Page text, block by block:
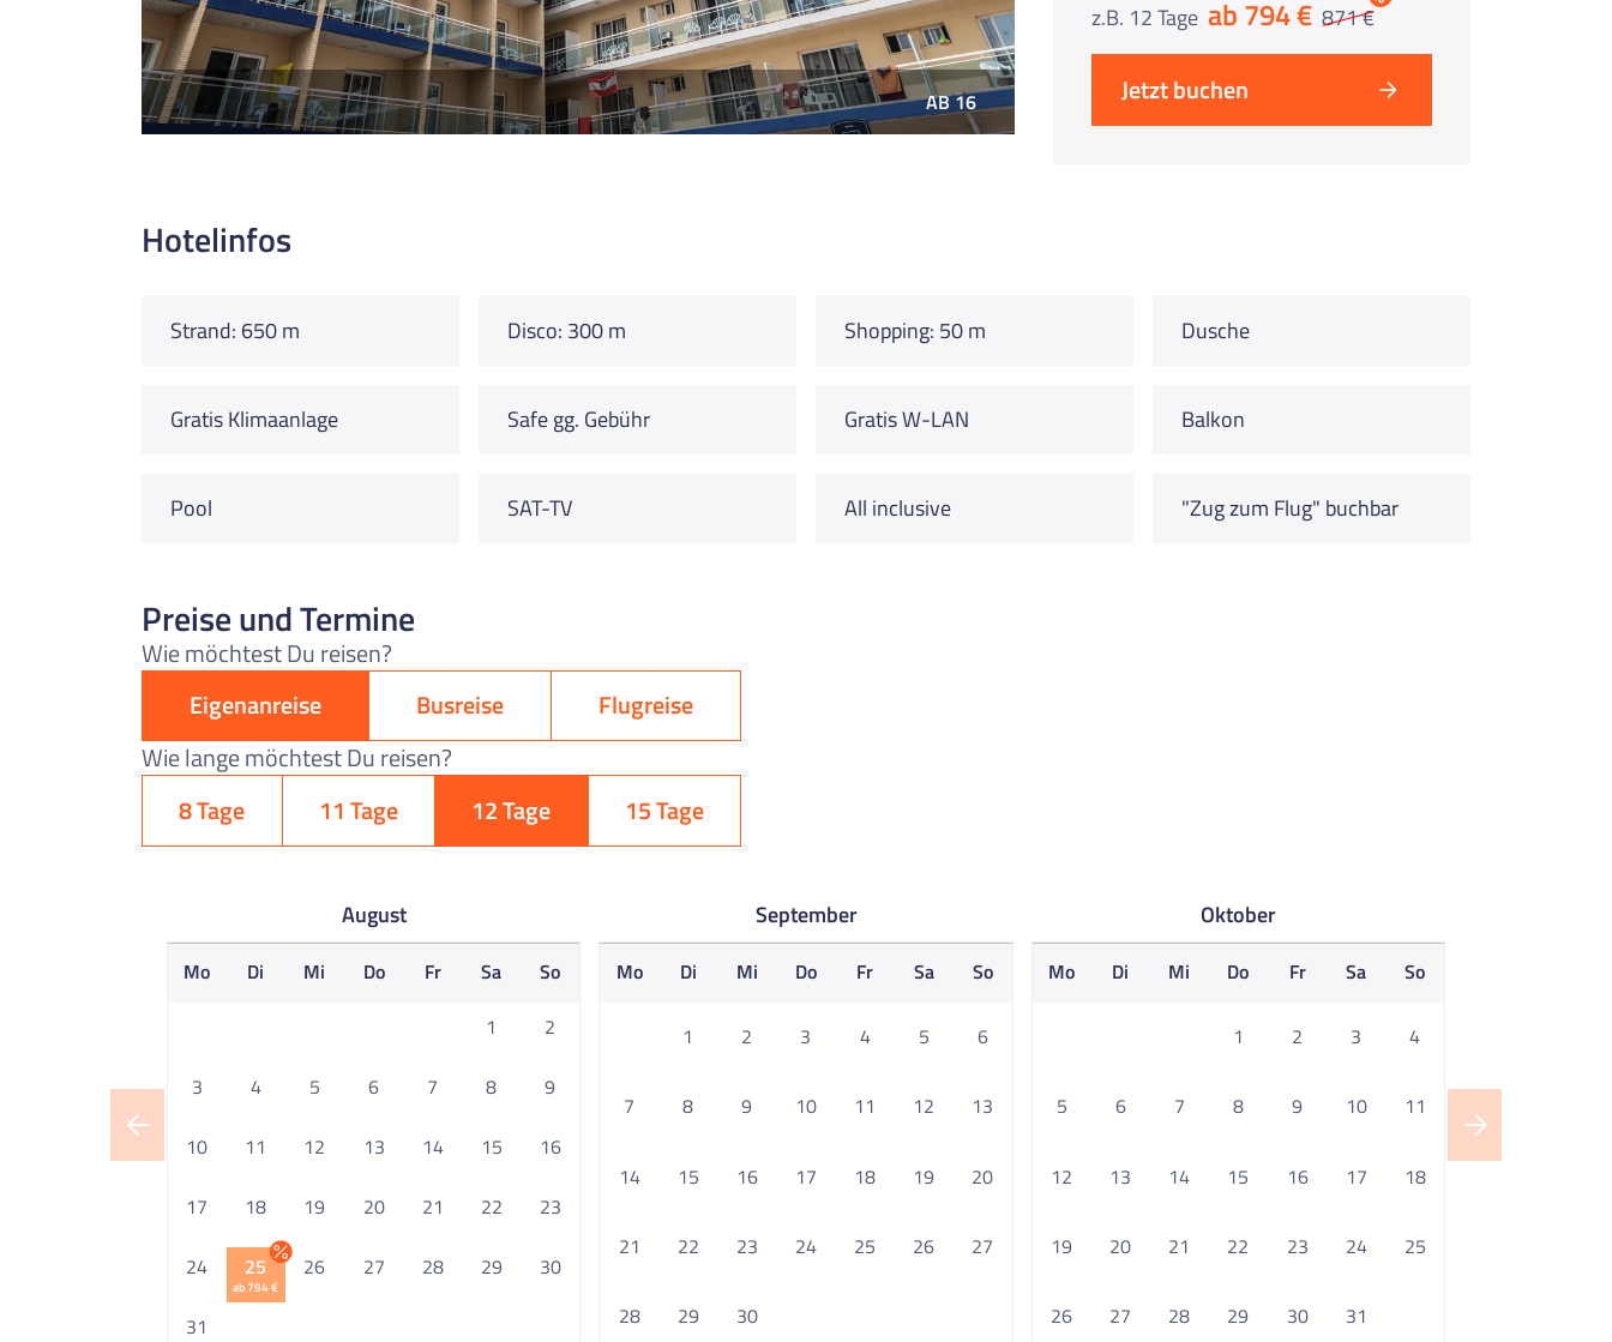
AB 16
z.B. 12 Tage ab 794 € 871 €
Jetzt buchen
Hotelinfos
Strand: 650 m Disco: 300 m Shopping: 50 m Dusche
Gratis Klimaanlage Safe gg. Gebühr Gratis W-LAN Balkon
Pool SAT-TV All inclusive "Zug zum Flug" buchbar
Preise und Termine
Wie möchtest Du reisen?
Eigenanreise
Busreise
Flugreise
Wie lange möchtest Du reisen?
8 Tage
11 Tage 12 Tage 15 Tage
August
Mo Di Mi Do Fr Sa
So
1
2
3 4 5 6 7 8 9
10 11 12 13 14 15 16
17 18 19 20 21 22 23
24 25
ab 794 €
26 27 28 29 30
31
September
Mo Di Mi Do Fr Sa So
1 2 3 4 5 6
7 8 9 10 11 12 13
14 15 16 17 18 19 20
21 22 23 24 25 26 27
28 29 30
Oktober
Mo Di Mi Do Fr Sa So
1 2 3 4
5 6 7 8 9 10 11
12 13 14 15 16 17 18
19 20 21 22 23 24 25
26 27 28 29 30 31